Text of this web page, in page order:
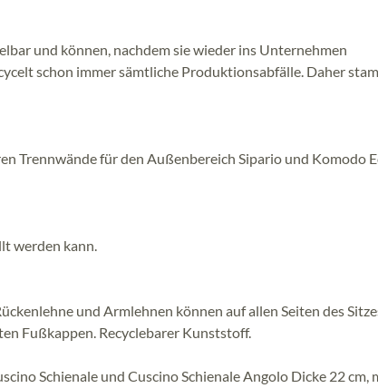
und können, nachdem sie wieder ins Unternehmen
schon immer sämtliche Produktionsabfälle. Daher
Trennwände für den Außenbereich Sipario und Komodo
werden kann.
und Armlehnen können auf allen Seiten des
Fußkappen. Recyclebarer Kunststoff.
Schienale und Cuscino Schienale Angolo Dicke 22 cm,